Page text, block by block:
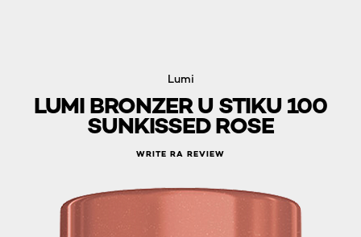
Lumi
LUMI BRONZER U STIKU 100
SUNKISSED ROSE
WRITE RA REVIEW